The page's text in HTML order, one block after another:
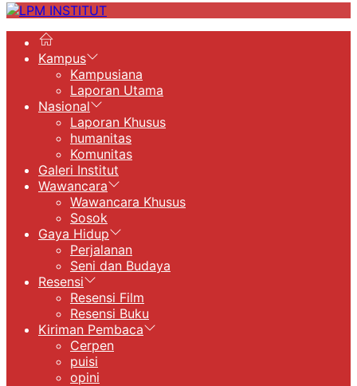
LPM
Kampus
Kampusiana
Laporan Utama
Nasional
Laporan Khusus
humanitas
Komunitas
Galeri Institut
Wawancara
Wawancara Khusus
Sosok
Gaya Hidup
Perjalanan
Seni dan Budaya
Resensi
Resensi Film
Resensi Buku
Kiriman Pembaca
Cerpen
puisi
opini